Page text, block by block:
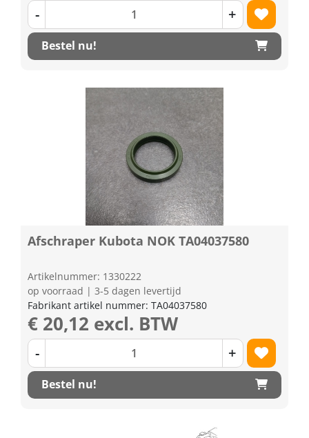
- +
Bestel nu!
Afschraper Kubota NOK TA04037580
Artikelnummer: 1330222
op voorraad | 3-5 dagen levertijd
Fabrikant artikel nummer: TA04037580
€ 20,12 excl. BTW
- +
Bestel nu!